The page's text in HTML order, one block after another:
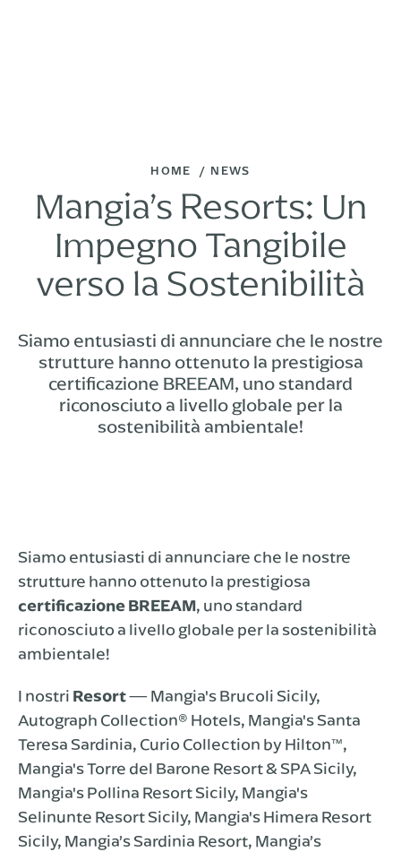
HOME NEWS
Mangia’s Resorts: Un
Impegno Tangibile
verso la Sostenibilità
Siamo entusiasti di annunciare che le nostre
strutture hanno ottenuto la prestigiosa
certificazione BREEAM, uno standard
riconosciuto a livello globale per la
sostenibilità ambientale!
Siamo entusiasti di annunciare che le nostre
strutture hanno ottenuto la prestigiosa
certificazione BREEAM, uno standard
riconosciuto a livello globale per la sostenibilità
ambientale!
I nostri Resort— Mangia's Brucoli Sicily,
Autograph Collection® Hotels, Mangia's Santa
Teresa Sardinia, Curio Collection by Hilton™,
Mangia's Torre del Barone Resort & SPA Sicily,
Mangia's Pollina Resort Sicily, Mangia's
Selinunte Resort Sicily, Mangia's Himera Resort
Sicily, Mangia’s Sardinia Resort, Mangia’s